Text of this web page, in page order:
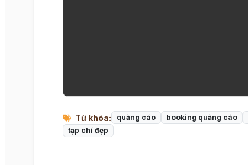
Từ khóa: quảng cáo booking quảng cáo
tạp chí đẹp